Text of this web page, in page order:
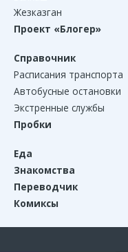
Жезказган
Проект «Блогер»
Справочник
Расписания транспорта
Автобусные остановки
Экстренные службы
Пробки
Еда
Знакомства
Переводчик
Комиксы